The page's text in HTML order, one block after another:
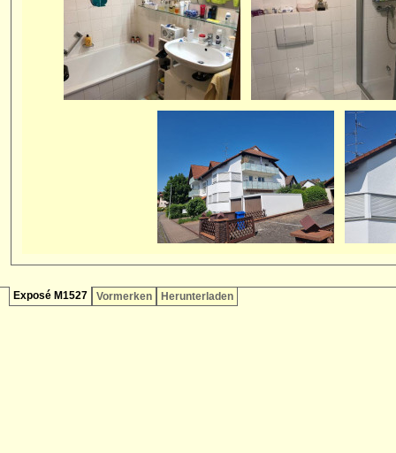
Exposé M1527 Vormerken Herunterladen